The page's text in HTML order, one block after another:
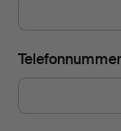
Telefonnummer